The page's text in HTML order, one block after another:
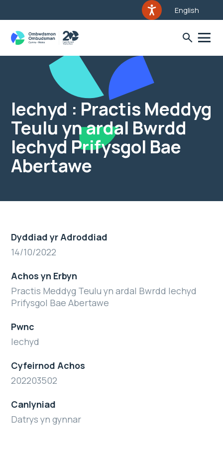
English
Iechyd : Practis Meddyg
Teulu yn ardal Bwrdd
Iechyd Prifysgol Bae
Abertawe
Dyddiad yr Adroddiad
14/10/2022
Achos yn Erbyn
Practis Meddyg Teulu yn ardal Bwrdd Iechyd
Prifysgol Bae Abertawe
Pwnc
Iechyd
Cyfeirnod Achos
202203502
Canlyniad
Datrys yn gynnar